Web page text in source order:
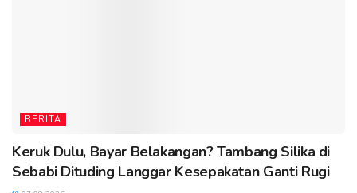
BERITA
Keruk Dulu, Bayar Belakangan? Tambang Silika di
Sebabi Dituding Langgar Kesepakatan Ganti Rugi